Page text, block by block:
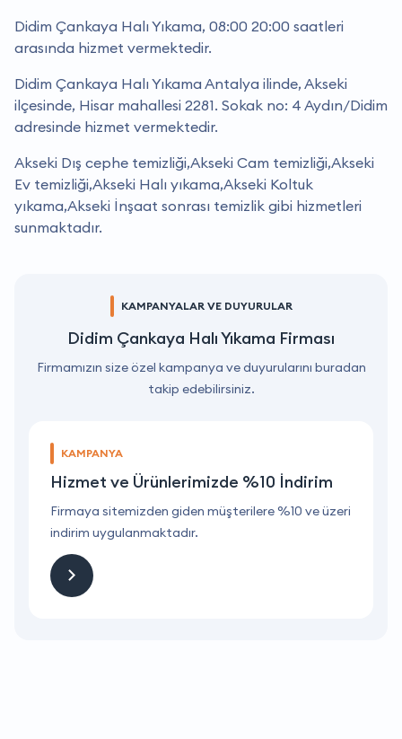
Didim Çankaya Halı Yıkama, 08:00 20:00 saatleri
arasında hizmet vermektedir.
Didim Çankaya Halı Yıkama Antalya ilinde, Akseki
ilçesinde, Hisar mahallesi 2281. Sokak no: 4 Aydın/Didim
adresinde hizmet vermektedir.
Akseki Dış cephe temizliği,Akseki Cam temizliği,Akseki
Ev temizliği,Akseki Halı yıkama,Akseki Koltuk
yıkama,Akseki İnşaat sonrası temizlik gibi hizmetleri
sunmaktadır.
KAMPANYALAR VE DUYURULAR
Didim Çankaya Halı Yıkama Firması
Firmamızın size özel kampanya ve duyurularını buradan
takip edebilirsiniz.
KAMPANYA
Hizmet ve Ürünlerimizde %10 İndirim
Firmaya sitemizden giden müşterilere %10 ve üzeri
indirim uygulanmaktadır.